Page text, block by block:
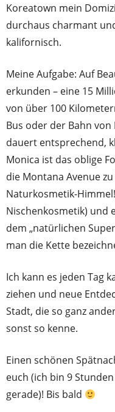
Koreatown mein
durchaus charmant
kalifornisch.
Meine Aufgabe: Auf
erkunden – eine 15
von über 100
Bus oder der Bahn
dauert entsprechend,
Monica ist das oblige
die Montana Avenue
Naturkosmetik-
Nischenkosmetik) und
dem „natürlichen
man die Kette
Ich kann es jeden Tag
ziehen und neue
Stadt, die so ganz
sonst so kenne.
Einen schönen
euch (ich bin 9
gerade)! Bis bald